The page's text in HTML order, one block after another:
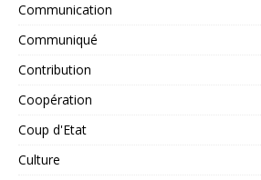
Communication
Communiqué
Contribution
Coopération
Coup d'Etat
Culture